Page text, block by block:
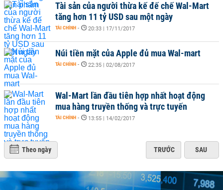
Tài sản của người thừa kế đế chế Wal-Mart
tăng hơn 11 tỷ USD sau một ngày
TÀI CHÍNH - 20:33 | 17/11/2017
Núi tiền mặt của Apple đủ mua Wal-mart
TÀI CHÍNH - 22:35 | 02/08/2017
Wal-Mart lần đầu tiên hợp nhất hoạt động
mua hàng truyền thống và trực tuyến
TÀI CHÍNH - 13:55 | 14/02/2017
Theo ngày TRƯỚC SAU